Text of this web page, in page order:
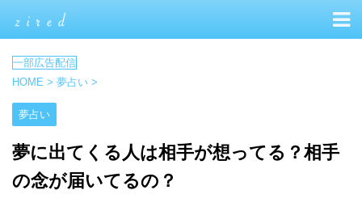
HOME > 夢占い >
夢占い
夢に出てくる人は相手が想ってる？相手
の念が届いてるの？